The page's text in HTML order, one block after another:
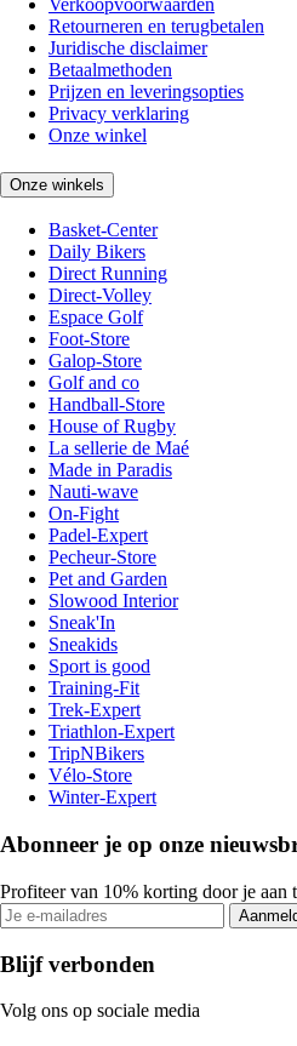
Verkoopvoorwaarden
Retourneren en terugbetalen
Juridische disclaimer
Betaalmethoden
Prijzen en leveringsopties
Privacy verklaring
Onze winkel
Onze winkels
Basket-Center
Daily Bikers
Direct Running
Direct-Volley
Espace Golf
Foot-Store
Galop-Store
Golf and co
Handball-Store
House of Rugby
La sellerie de Maé
Made in Paradis
Nauti-wave
On-Fight
Padel-Expert
Pecheur-Store
Pet and Garden
Slowood Interior
Sneak'In
Sneakids
Sport is good
Training-Fit
Trek-Expert
Triathlon-Expert
TripNBikers
Vélo-Store
Winter-Expert
Abonneer je op onze
Profiteer van 10% korting door je aan
Blijf verbonden
Volg ons op sociale media